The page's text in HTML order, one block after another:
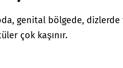
genital bölgede,
çok kaşınır.